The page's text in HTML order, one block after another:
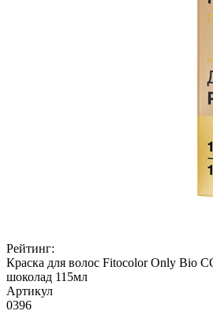
Рейтинг:
Краска для волос Fitocolor Only Bio
шоколад 115мл
Артикул
0396